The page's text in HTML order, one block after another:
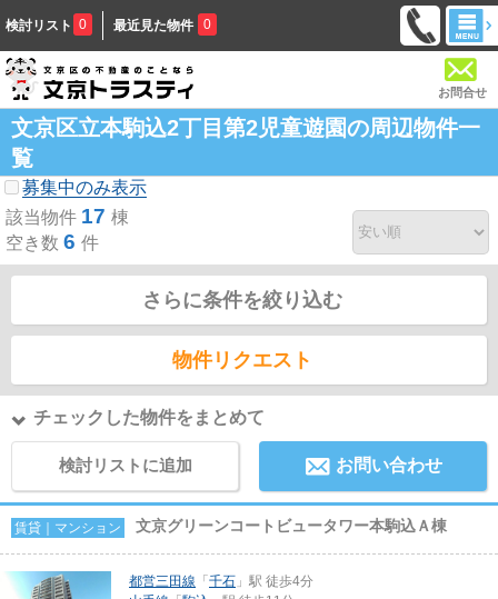
検討リスト 0 最近見た物件 0
お問合せ
文京区立本駒込2丁目第2児童遊園の周辺物件一
覧
募集中のみ表示
該当物件 17 棟
空き数 6 件
さらに条件を絞り込む
物件リクエスト
チェックした物件をまとめて
検討リストに追加 お問い合わせ
賃貸｜マンション 文京グリーンコートビュータワー本駒込Ａ棟
都営三田線 「 千石 」駅 徒歩4分